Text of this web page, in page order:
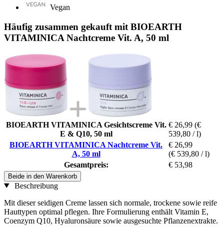
Vegan
Häufig zusammen gekauft mit BIOEARTH
VITAMINICA Nachtcreme Vit. A, 50 ml
BIOEARTH VITAMINICA Gesichtscreme Vit.
E & Q10, 50 ml
€ 26,99 (€
539,80 / l)
BIOEARTH VITAMINICA Nachtcreme Vit.
A, 50 ml
€ 26,99
(€ 539,80 / l)
Gesamtpreis:
€ 53,98
Beide in den Warenkorb
Beschreibung
Mit dieser seidigen Creme lassen sich normale, trockene sowie reife
Hauttypen optimal pflegen. Ihre Formulierung enthält Vitamin E,
Coenzym Q10, Hyaluronsäure sowie ausgesuchte Pflanzenextrakte.